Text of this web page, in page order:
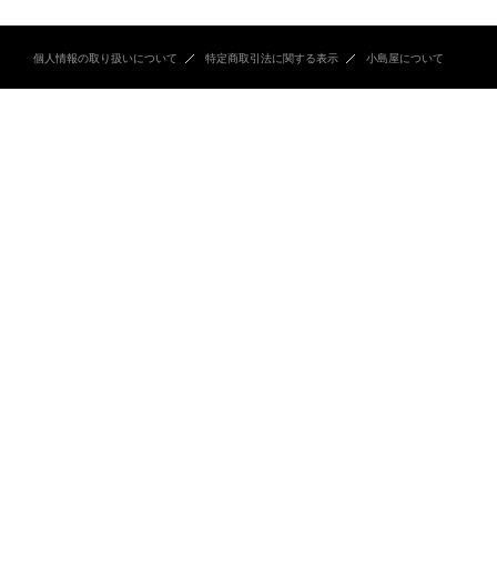
個人情報の取り扱いについて 特定商取引法に関する表示 小島屋について